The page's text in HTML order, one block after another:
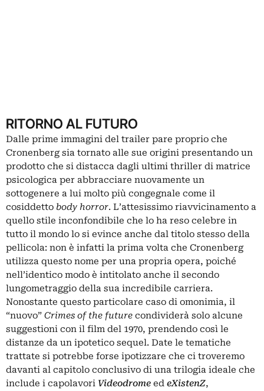
RITORNO AL FUTURO
Dalle prime immagini del trailer pare proprio che
Cronenberg sia tornato alle sue origini presentando un
prodotto che si distacca dagli ultimi thriller di matrice
psicologica per abbracciare nuovamente un
sottogenere a lui molto più congegnale come il
cosiddetto body horror. L’attesissimo riavvicinamento a
quello stile inconfondibile che lo ha reso celebre in
tutto il mondo lo si evince anche dal titolo stesso della
pellicola: non è infatti la prima volta che Cronenberg
utilizza questo nome per una propria opera, poiché
nell’identico modo è intitolato anche il secondo
lungometraggio della sua incredibile carriera.
Nonostante questo particolare caso di omonimia, il
“nuovo” Crimes of the future condividerà solo alcune
suggestioni con il film del 1970, prendendo così le
distanze da un ipotetico sequel. Date le tematiche
trattate si potrebbe forse ipotizzare che ci troveremo
davanti al capitolo conclusivo di una trilogia ideale che
include i capolavori Videodrome ed eXistenZ,